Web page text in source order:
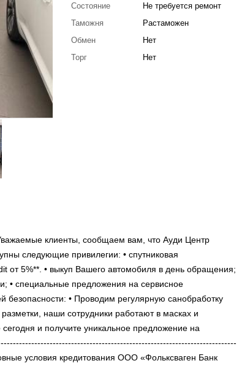
Состояние
Не требуется ремонт
Таможня
Растаможен
Обмен
Нет
Торг
Нет
клиенты, сообщаем вам, что Ауди Центр
следующие привилегии: • спутниковая
от 5%**. • выкуп Вашего автомобиля в день обращения;
• специальные предложения на сервисное
• Проводим регулярную санобработку
наши сотрудники работают в масках и
и получите уникальное предложение на
-----------------------------------------------------------------------------
условия кредитования ООО «Фольксваген Банк